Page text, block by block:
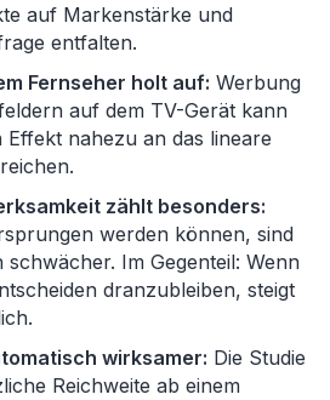
auf Markenstärke und
entfalten.
Fernseher holt auf: Werbung
auf dem TV-Gerät kann
Effekt nahezu an das lineare
zählt besonders:
werden können, sind
schwächer. Im Gegenteil: Wenn
dranzubleiben, steigt
wirksamer: Die Studie
Reichweite ab einem